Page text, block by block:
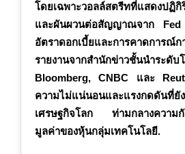
โดยเฉพาะวอลล์สตรีทที่แสดงปฏิกิ
และผันผวนต่อสัญญาณจาก Fed
อัตราดอกเบี้ยและการคาดการณ์
รายงานจากสำนักข่าวชั้นนำระดับ
Bloomberg, CNBC และ
ความไม่แน่นอนและแรงกดดันที่ยั
เศรษฐกิจโลก ท่ามกลางความกัง
มูลค่าของหุ้นกลุ่มเทคโนโลยี.